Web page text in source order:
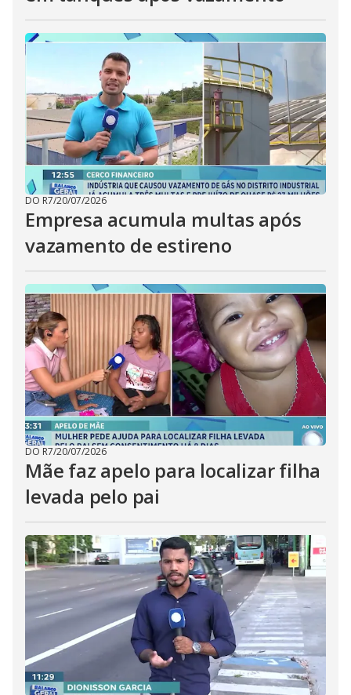
DO R7/20/07/2026
Empresa acumula multas após
vazamento de estireno
DO R7/20/07/2026
Mãe faz apelo para localizar filha
levada pelo pai